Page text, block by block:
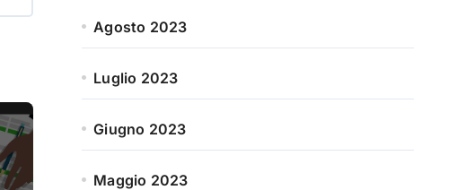
Agosto 2023
Luglio 2023
Giugno 2023
Maggio 2023